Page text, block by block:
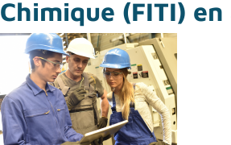
Chimique (FITI)